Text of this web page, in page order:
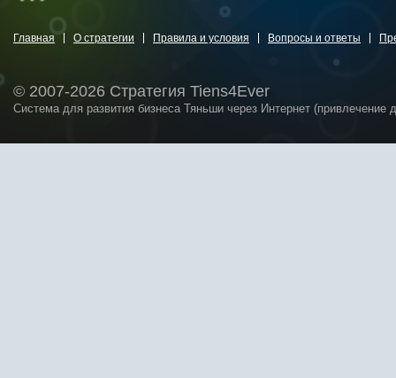
Главная О стратегии Правила и условия Вопросы и ответы
© 2007-2026 Стратегия Tiens4Ever
Система для развития бизнеса Тяньши через Интернет (привлечение